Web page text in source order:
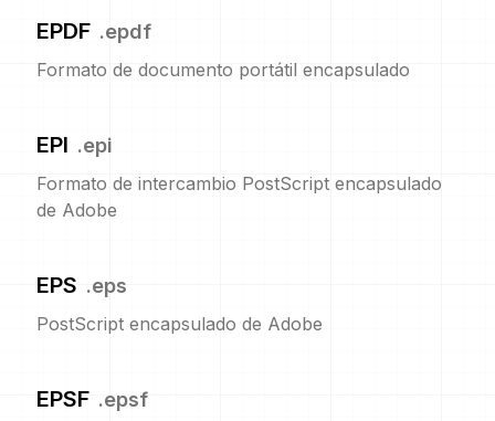
EPDF .epdf
Formato de documento portátil encapsulado
EPI .epi
Formato de intercambio PostScript encapsulado
de Adobe
EPS .eps
PostScript encapsulado de Adobe
EPSF .epsf